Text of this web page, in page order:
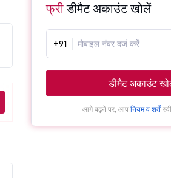
फ्रीडीमैट अकाउंट खोलें
+91
डीमैट अकाउंट
आगे बढ़ने पर, आप नियम व शर्तें